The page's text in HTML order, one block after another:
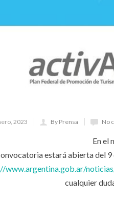
2023 By Prensa No
En el
estará abierta del
www.argentina.gob.ar/
cualquier